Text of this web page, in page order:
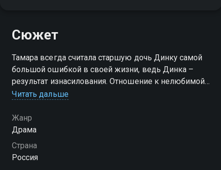
Сюжет
Тамара всегда считала старшую дочь Динку самой
большой ошибкой в своей жизни, ведь Динка –
результат изнасилования. Отношение к нелюбимой
дочке меняется в лучшую сторону, когда в жизни
Но семейная идиллия длится недолго. Петр гибнет в
пожаре. Причиной возгорания дома могла стать
игра пятилетней Динки со спичками. И хотя эта
версия не находит подтверждения, ненависть
Читать дальше
Жанр
Драма
Страна
Россия